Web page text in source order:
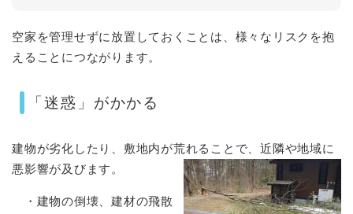
空家を管理せずに放置しておくことは、様々なリスクを抱
えることにつながります。
「迷惑」がかかる
建物が劣化したり、敷地内が荒れることで、近隣や地域に
悪影響が及びます。
・建物の倒壊、建材の飛散